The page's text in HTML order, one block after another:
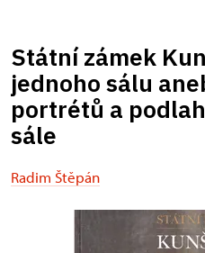
Státní zámek
jednoho sálu
portrétů a
sále
Radim Štěpán